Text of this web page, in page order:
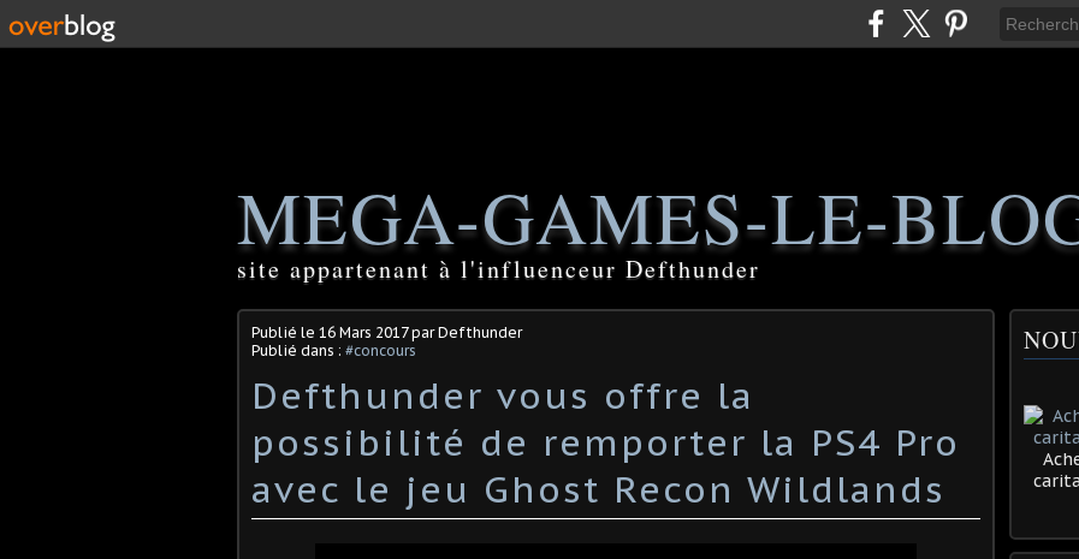
MEGA-GAMES-LE-
site appartenant à l'influenceur Defthunder
Publié le 16 Mars 2017par Defthunder
Publié dans : #concours
Defthunder vous offre la
possibilité de remporter la PS4 Pro
avec le jeu Ghost Recon Wildlands